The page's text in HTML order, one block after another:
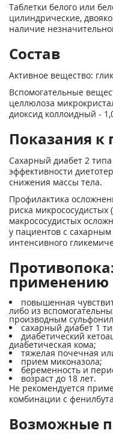
Таблетки белого или
цилиндрические,
наличие
Состав
Активное вещество:
Вспомогательные
целлюлоза
диоксид коллоидный -
Показания
Сахарный диабет 2
эффективности
снижения массы тела.
Профилактика
риска
макрососудистых
у пациентов с
интенсивного
применению
повышенная
либо из
производным
сахарный диабет 1
диабетический
диабетическая кома;
тяжелая почечная
прием миконазола;
беременность и
возраст до 18 лет.
Не рекомендуется
комбинации с
Возможные